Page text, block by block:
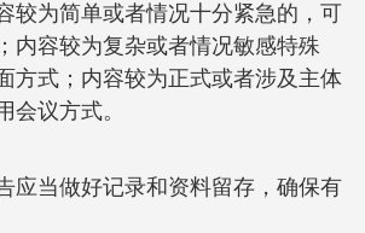
较为简单或者情况十分紧急的，可
内容较为复杂或者情况敏感特殊
方式；内容较为正式或者涉及主体
会议方式。
应当做好记录和资料留存，确保有